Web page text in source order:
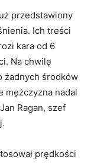
przedstawiony
Ich treści
kara od 6
Na chwilę
żadnych środków
mężczyzna nadal
Ragan, szef
prędkości